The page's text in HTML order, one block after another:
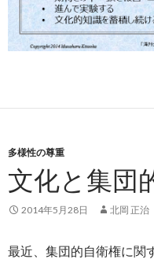
多様性の尊重
文化と集団
2014年5月28日 北岡 正治
最近、集団的自衛権に関